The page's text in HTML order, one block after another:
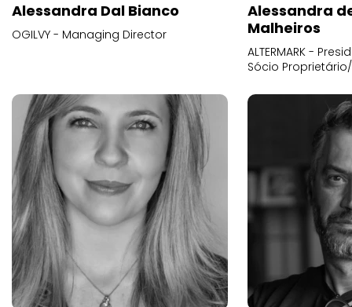
Alessandra Dal Bianco
OGILVY - Managing Director
Alessandra
Malheiros
ALTERMARK -
Sócio